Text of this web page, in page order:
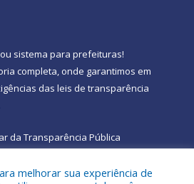
ou sistema para prefeituras!
completa, onde garantimos em
das leis de transparência
da Transparência Pública
melhorar sua experiência de